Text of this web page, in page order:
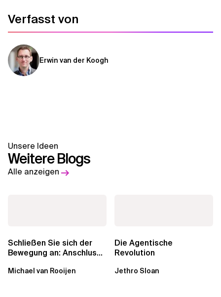
Verfasst von
Erwin van der Koogh
Unsere Ideen
Weitere Blogs
Alle anzeigen
Schließen Sie sich der
Bewegung an: Anschluss
Michael van Rooijen
Die Agentische
Revolution
Jethro Sloan